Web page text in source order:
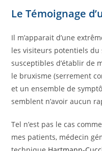
Le Témoignage
Il m’apparait d’une
les visiteurs potentiels du
susceptibles d’établir de
le bruxisme (serrement
et un ensemble de
semblent n’avoir aucun
Tel n’est pas le cas
mes patients, médecin